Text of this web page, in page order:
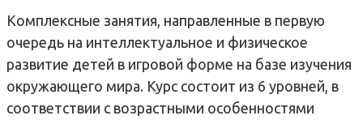
Комплексные занятия, направленные в первую
очередь на интеллектуальное и физическое
развитие детей в игровой форме на базе изучения
окружающего мира. Курс состоит из 6 уровней, в
соответствии с возрастными особенностями